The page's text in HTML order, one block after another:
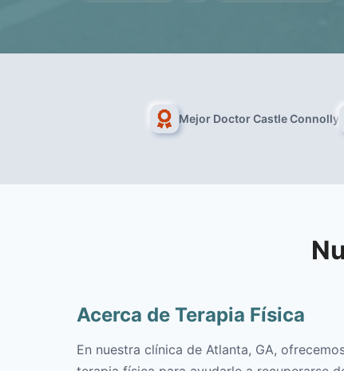
Mejor Doctor Castle Connolly
Acerca de Terapia Física
En nuestra clínica de Atlanta, GA,